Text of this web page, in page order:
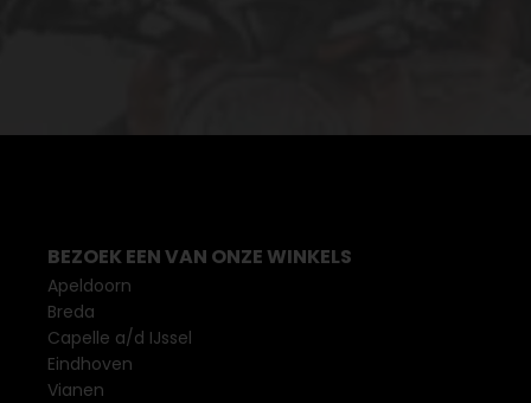
BEZOEK EEN VAN ONZE WINKELS
Apeldoorn
Breda
Capelle a/d IJssel
Eindhoven
Vianen